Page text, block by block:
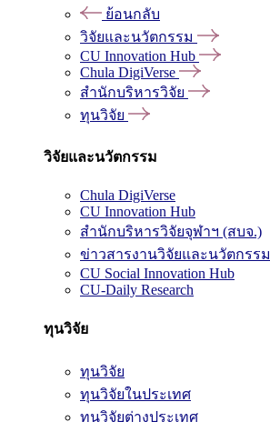
ย้อนกลับ
วิจัยและนวัตกรรม
CU Innovation Hub
Chula DigiVerse
สำนักบริหารวิจัย
ทุนวิจัย
วิจัยและนวัตกรรม
Chula DigiVerse
CU Innovation Hub
สำนักบริหารวิจัยจุฬาฯ (สบจ.)
ข่าวสารงานวิจัยและนวัตกรรม
CU Social Innovation Hub
CU-Daily Research
ทุนวิจัย
ทุนวิจัย
ทุนวิจัยในประเทศ
ทุนวิจัยต่างประเทศ